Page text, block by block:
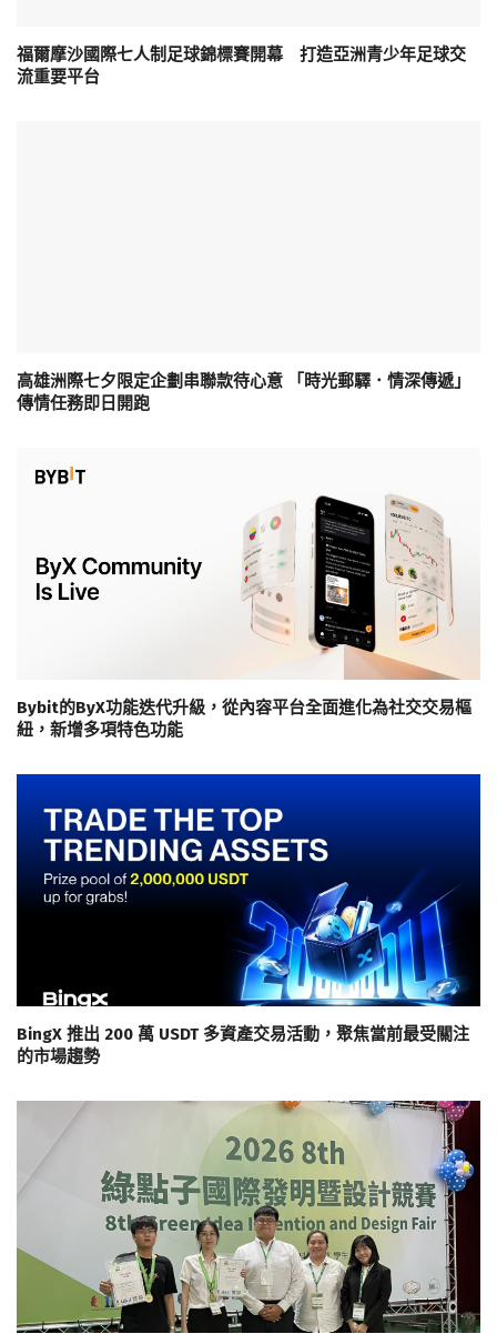
福爾摩沙國際七人制足球錦標賽開幕 打造亞洲青少年足球交
流重要平台
高雄洲際七夕限定企劃串聯款待心意 「時光郵驛．情深傳遞」
傳情任務即日開跑
Bybit的ByX功能迭代升級，從內容平台全面進化為社交交易樞
紐，新增多項特色功能
BingX 推出 200 萬 USDT 多資產交易活動，聚焦當前最受關注
的市場趨勢